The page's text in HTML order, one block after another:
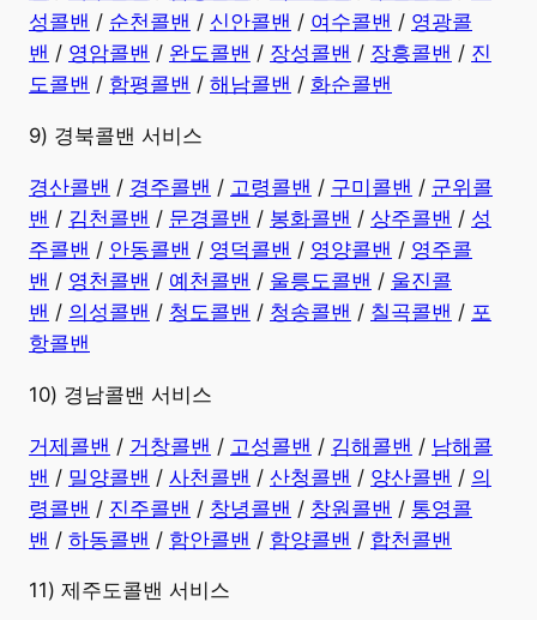
성콜밴 / 순천콜밴 / 신안콜밴 / 여수콜밴 / 영광콜
밴 / 영암콜밴 / 완도콜밴 / 장성콜밴 / 장흥콜밴 / 진
도콜밴 / 함평콜밴 / 해남콜밴 / 화순콜밴
9) 경북콜밴 서비스
경산콜밴 / 경주콜밴 / 고령콜밴 / 구미콜밴 / 군위콜
밴 / 김천콜밴 / 문경콜밴 / 봉화콜밴 / 상주콜밴 / 성
주콜밴 / 안동콜밴 / 영덕콜밴 / 영양콜밴 / 영주콜
밴 / 영천콜밴 / 예천콜밴 / 울릉도콜밴 / 울진콜
밴 / 의성콜밴 / 청도콜밴 / 청송콜밴 / 칠곡콜밴 / 포
항콜밴
10) 경남콜밴 서비스
​거제콜밴 / 거창콜밴 / 고성콜밴 / 김해콜밴 / 남해콜
밴 / 밀양콜밴 / 사천콜밴 / 산청콜밴 / 양산콜밴 / 의
령콜밴 / 진주콜밴 / 창녕콜밴 / 창원콜밴 / 통영콜
밴 / 하동콜밴 / 함안콜밴 / 함양콜밴 / 합천콜밴
11) 제주도콜밴 서비스